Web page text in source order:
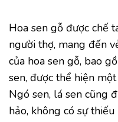
Hoa sen gỗ được chế
người thợ, mang đến
của hoa sen gỗ, bao
sen, được thể hiện
Ngó sen, lá sen cũng
hảo, không có sự thiếu